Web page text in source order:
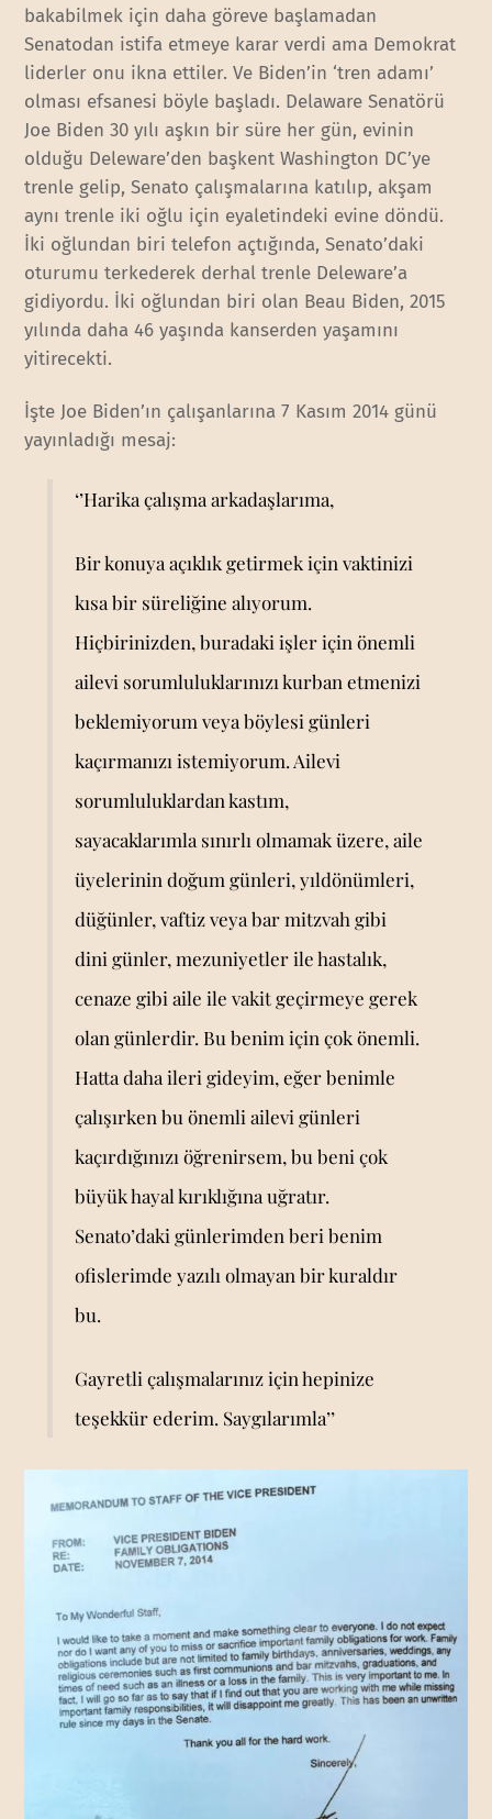
bakabilmek için daha göreve başlamadan
Senatodan istifa etmeye karar verdi ama Demokrat
liderler onu ikna ettiler. Ve Biden’in ‘tren adamı’
olması efsanesi böyle başladı. Delaware Senatörü
Joe Biden 30 yılı aşkın bir süre her gün, evinin
olduğu Deleware’den başkent Washington DC’ye
trenle gelip, Senato çalışmalarına katılıp, akşam
aynı trenle iki oğlu için eyaletindeki evine döndü.
İki oğlundan biri telefon açtığında, Senato’daki
oturumu terkederek derhal trenle Deleware’a
gidiyordu. İki oğlundan biri olan Beau Biden, 2015
yılında daha 46 yaşında kanserden yaşamını
yitirecekti.
İşte Joe Biden’ın çalışanlarına 7 Kasım 2014 günü
yayınladığı mesaj:
‘’Harika çalışma arkadaşlarıma,
Bir konuya açıklık getirmek için vaktinizi
kısa bir süreliğine alıyorum.
Hiçbirinizden, buradaki işler için önemli
ailevi sorumluluklarınızı kurban etmenizi
beklemiyorum veya böylesi günleri
kaçırmanızı istemiyorum. Ailevi
sorumluluklardan kastım,
sayacaklarımla sınırlı olmamak üzere, aile
üyelerinin doğum günleri, yıldönümleri,
düğünler, vaftiz veya bar mitzvah gibi
dini günler, mezuniyetler ile hastalık,
cenaze gibi aile ile vakit geçirmeye gerek
olan günlerdir. Bu benim için çok önemli.
Hatta daha ileri gideyim, eğer benimle
çalışırken bu önemli ailevi günleri
kaçırdığınızı öğrenirsem, bu beni çok
büyük hayal kırıklığına uğratır.
Senato’daki günlerimden beri benim
ofislerimde yazılı olmayan bir kuraldır
bu.
Gayretli çalışmalarınız için hepinize
teşekkür ederim. Saygılarımla’’